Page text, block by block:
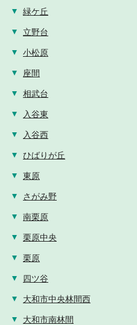
緑ケ丘
立野台
小松原
座間
相武台
入谷東
入谷西
ひばりが丘
東原
さがみ野
南栗原
栗原中央
栗原
四ツ谷
大和市中央林間西
大和市南林間